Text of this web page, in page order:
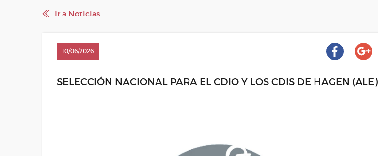
Ir a Noticias
10/06/2026
SELECCIÓN NACIONAL PARA EL CDIO Y LOS CDIS DE HAGEN (ALE)